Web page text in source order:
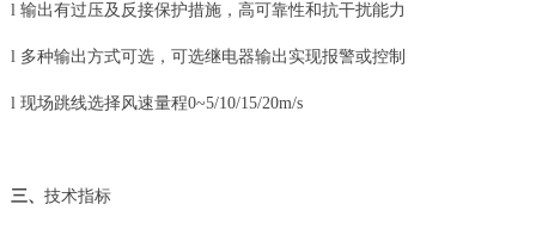
l 输出有过压及反接保护措施，高可靠性和抗干扰能力
l 多种输出方式可选，可选继电器输出实现报警或控制
l 现场跳线选择风速量程0~5/10/15/20m/s
三、 技术指标